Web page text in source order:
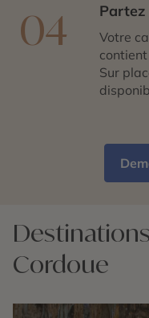
04 Partez
Votre
Sur
Cordoue